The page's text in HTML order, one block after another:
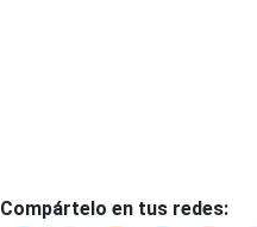
Compártelo en tus redes: